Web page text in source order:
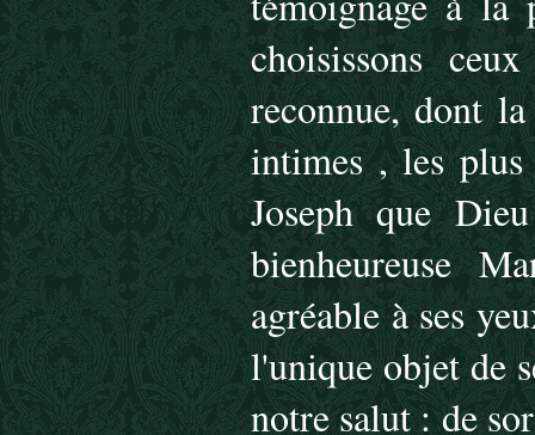
choisissons
reconnue, dont
intimes , les
Joseph que
bienheureuse
agréable à ses
l'unique objet de
notre salut : de